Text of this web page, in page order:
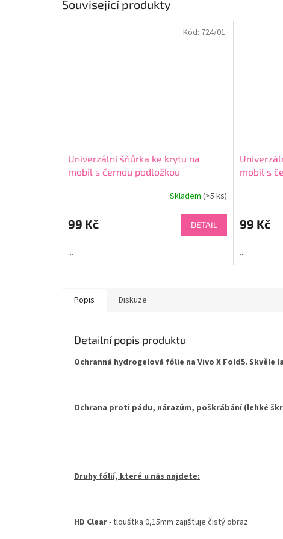
Související produkty
Univerzální šňůrka ke krytu na
mobil s černou podložkou
Skladem (>5 ks)
99 Kč DETAIL
...
Kód: 724/01.
mobil s
produktu
je
z
99 Kč
...
Popis Diskuze
Detailní popis produktu
Ochranná hydrogelová fólie na Vivo X Fold5. Skvěle
Ochrana proti pádu, nárazům, poškrábání (lehké
Druhy fólií, které u nás najdete:
HD Clear- tloušťka 0,15mm zajišťuje čistý obraz